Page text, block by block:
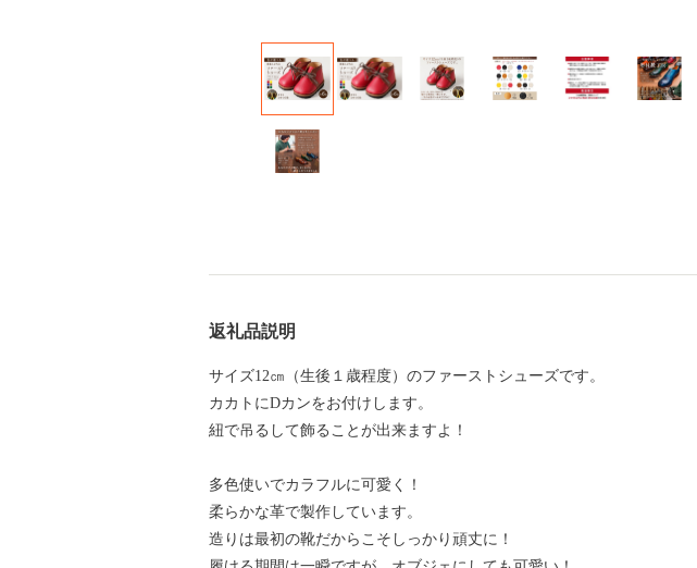
返礼品説明
サイズ12㎝（生後１歳程度）のファーストシューズです。
カカトにDカンをお付けします。
紐で吊るして飾ることが出来ますよ！
多色使いでカラフルに可愛く！
柔らかな革で製作しています。
造りは最初の靴だからこそしっかり頑丈に！